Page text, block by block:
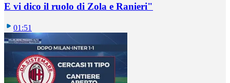
E vi dico il ruolo di Zola e Ranieri"
01:51